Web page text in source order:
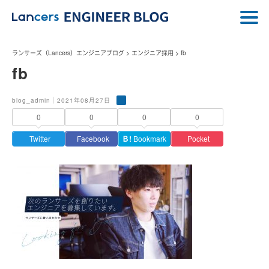
ランサーズ（Lancers）エンジニアブログ > エンジニア採用 > fb
fb
blog_admin｜2021年08月27日
0
Twitter
0
Facebook
0
Ｂ! Bookmark
0
Pocket